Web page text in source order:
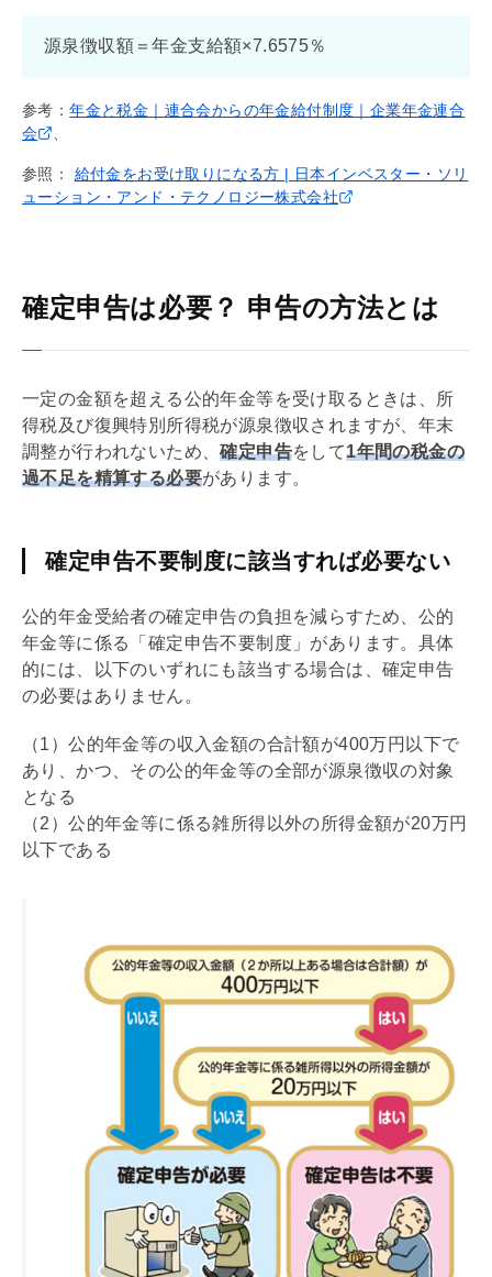
源泉徴収額＝年金支給額×7.6575％
参考：年金と税金｜連合会からの年金給付制度｜企業年金連合
会
、
参照： 給付金をお受け取りになる方 | 日本インベスター・ソリ
ューション・アンド・テクノロジー株式会社
確定申告は必要？ 申告の方法とは
一定の金額を超える公的年金等を受け取るときは、所
得税及び復興特別所得税が源泉徴収されますが、 年末
調整が行われないため、確定申告をして1年間の税金の
過不足を精算する必要があります。
確定申告不要制度に該当すれば必要ない
公的年金受給者の確定申告の負担を減らすため、公的
年金等に係る「確定申告不要制度」があります。具体
的には、以下のいずれにも該当する場合は、確定申告
の必要はありません。
（1）公的年金等の収入金額の合計額が400万円以下で
あり、かつ、その公的年金等の全部が源泉徴収の対象
となる
（2）公的年金等に係る雑所得以外の所得金額が20万円
以下である